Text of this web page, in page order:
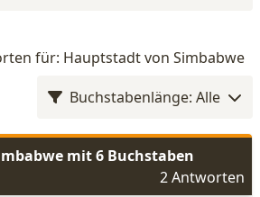
für: Hauptstadt von Simbabwe
Buchstabenlänge: Alle
mit 6 Buchstaben
2 Antworten